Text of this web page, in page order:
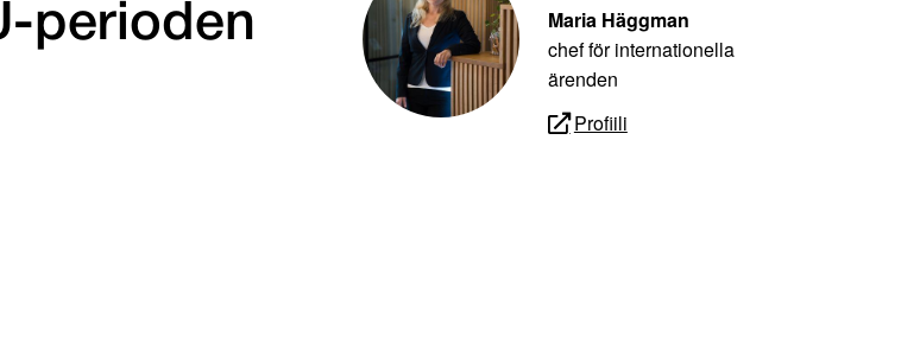
perioden
Maria Häggman
chef för internationella
ärenden
Profiili